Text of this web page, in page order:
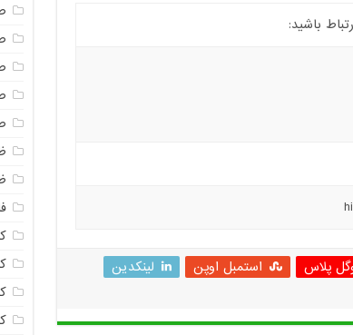
باشید:
پلاس استمبل اوپن
لینکدین